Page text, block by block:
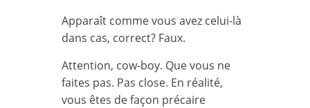
Apparaît comme vous avez celui-là
dans cas, correct? Faux.
Attention, cow-boy. Que vous ne
faites pas. Pas close. En réalité,
vous êtes de façon précaire